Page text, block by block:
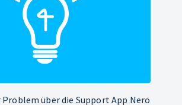
über die Support App Nero